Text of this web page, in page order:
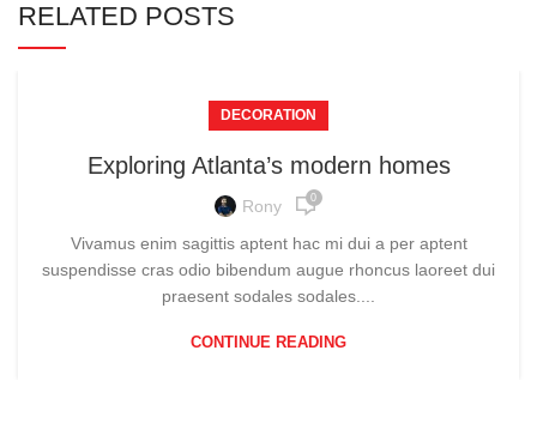
RELATED POSTS
DECORATION
Exploring Atlanta’s modern homes
Rony 0
Vivamus enim sagittis aptent hac mi dui a per aptent
suspendisse cras odio bibendum augue rhoncus laoreet dui
praesent sodales sodales....
CONTINUE READING